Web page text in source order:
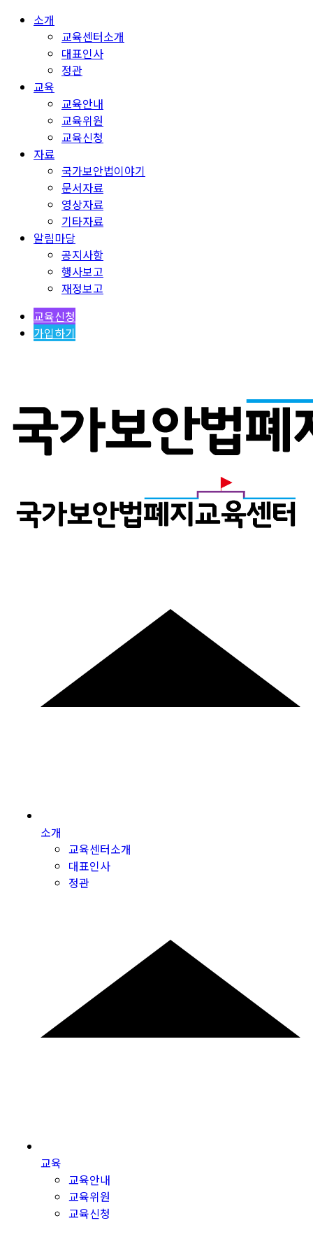
소개
교육센터소개
대표인사
정관
교육
교육안내
교육위원
교육신청
자료
국가보안법이야기
문서자료
영상자료
기타자료
알림마당
공지사항
행사보고
재정보고
교육신청
가입하기
소개
교육센터소개
대표인사
정관
교육
교육안내
교육위원
교육신청